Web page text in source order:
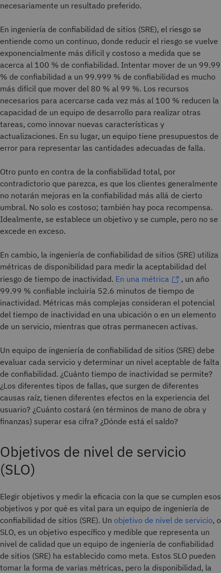
necesariamente un resultado preferido.
En ingeniería de confiabilidad de sitios (SRE), el riesgo se
entiende como un continuo, donde reducir el riesgo se vuelve
exponencialmente más difícil y costoso a medida que se
acerca al 100 % de confiabilidad. Intentar mover de un 99.99
% de confiabilidad a un 99.999 % de confiabilidad es mucho
más difícil que mover del 80 % al 99 %. Los recursos
necesarios para acercarse cada vez más al 100 % reducen la
capacidad de un equipo de desarrollo para realizar otras
tareas, como innovar nuevas características y
actualizaciones. En su lugar, un equipo tiene presupuestos de
error para representar las cantidades adecuadas de falla.
Otro punto en contra de la confiabilidad total, por
contradictorio que parezca, es que los clientes generalmente
no notarán mejoras en la confiabilidad más allá de cierto
umbral. No solo es costoso; también hay poca recompensa.
Idealmente, se establece un objetivo y se cumple, pero no se
excede en exceso.
En cambio, la ingeniería de confiabilidad de sitios (SRE) utiliza
métricas de disponibilidad para medir la aceptabilidad del
riesgo de tiempo de inactividad. En una métrica
, un año
99.99 % confiable incluiría 52.6 minutos de tiempo de
inactividad. Métricas más complejas consideran el potencial
del tiempo de inactividad en una ubicación o en un elemento
de un servicio, mientras que otras permanecen activas.
Un equipo de ingeniería de confiabilidad de sitios (SRE) debe
evaluar cada servicio y determinar un nivel aceptable de falta
de confiabilidad. ¿Cuánto tiempo de inactividad se permite?
¿Los diferentes tipos de fallas, que surgen de diferentes
causas raíz, tienen diferentes efectos en la experiencia del
usuario? ¿Cuánto costará (en términos de mano de obra y
finanzas) superar esa cifra? ¿Dónde está el saldo?
Objetivos de nivel de servicio
(SLO)
Elegir objetivos y medir la eficacia con la que se cumplen esos
objetivos y por qué es vital para un equipo de ingeniería de
confiabilidad de sitios (SRE). Un objetivo de nivel de servicio, o
SLO, es un objetivo específico y medible que representa un
nivel de calidad que un equipo de ingeniería de confiabilidad
de sitios (SRE) ha establecido como meta. Estos SLO pueden
tomar la forma de varias métricas, pero la disponibilidad, la